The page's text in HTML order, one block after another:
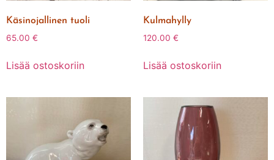
Käsinojallinen tuoli
65.00 €
Lisää ostoskoriin
Kulmahylly
120.00 €
Lisää ostoskoriin